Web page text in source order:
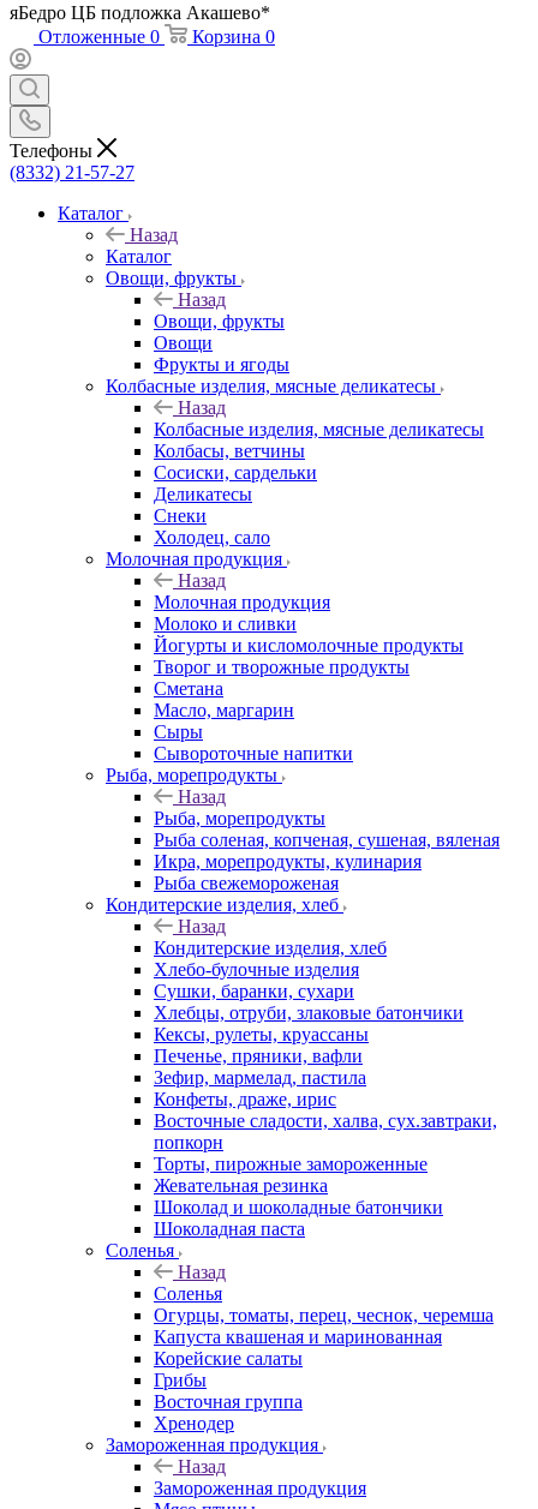
яБедро ЦБ подложка Акашево*
Отложенные 0 Корзина 0
Телефоны
(8332) 21-57-27
Каталог
Назад
Каталог
Овощи, фрукты
Назад
Овощи, фрукты
Овощи
Фрукты и ягоды
Колбасные изделия, мясные деликатесы
Назад
Колбасные изделия, мясные деликатесы
Колбасы, ветчины
Сосиски, сардельки
Деликатесы
Снеки
Холодец, сало
Молочная продукция
Назад
Молочная продукция
Молоко и сливки
Йогурты и кисломолочные продукты
Творог и творожные продукты
Сметана
Масло, маргарин
Сыры
Сывороточные напитки
Рыба, морепродукты
Назад
Рыба, морепродукты
Рыба соленая, копченая, сушеная, вяленая
Икра, морепродукты, кулинария
Рыба свежемороженая
Кондитерские изделия, хлеб
Назад
Кондитерские изделия, хлеб
Хлебо-булочные изделия
Сушки, баранки, сухари
Хлебцы, отруби, злаковые батончики
Кексы, рулеты, круассаны
Печенье, пряники, вафли
Зефир, мармелад, пастила
Конфеты, драже, ирис
Восточные сладости, халва, сух.завтраки,
попкорн
Торты, пирожные замороженные
Жевательная резинка
Шоколад и шоколадные батончики
Шоколадная паста
Соленья
Назад
Соленья
Огурцы, томаты, перец, чеснок, черемша
Капуста квашеная и маринованная
Корейские салаты
Грибы
Восточная группа
Хренодер
Замороженная продукция
Назад
Замороженная продукция